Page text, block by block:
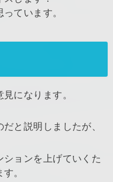
ています。
になります。
と説明しましたが、
ョンを上げていくた
。